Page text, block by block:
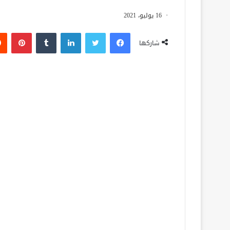
16 يوليو، 2021
شاركها
فيسبوك لينكدإن بينتيريست